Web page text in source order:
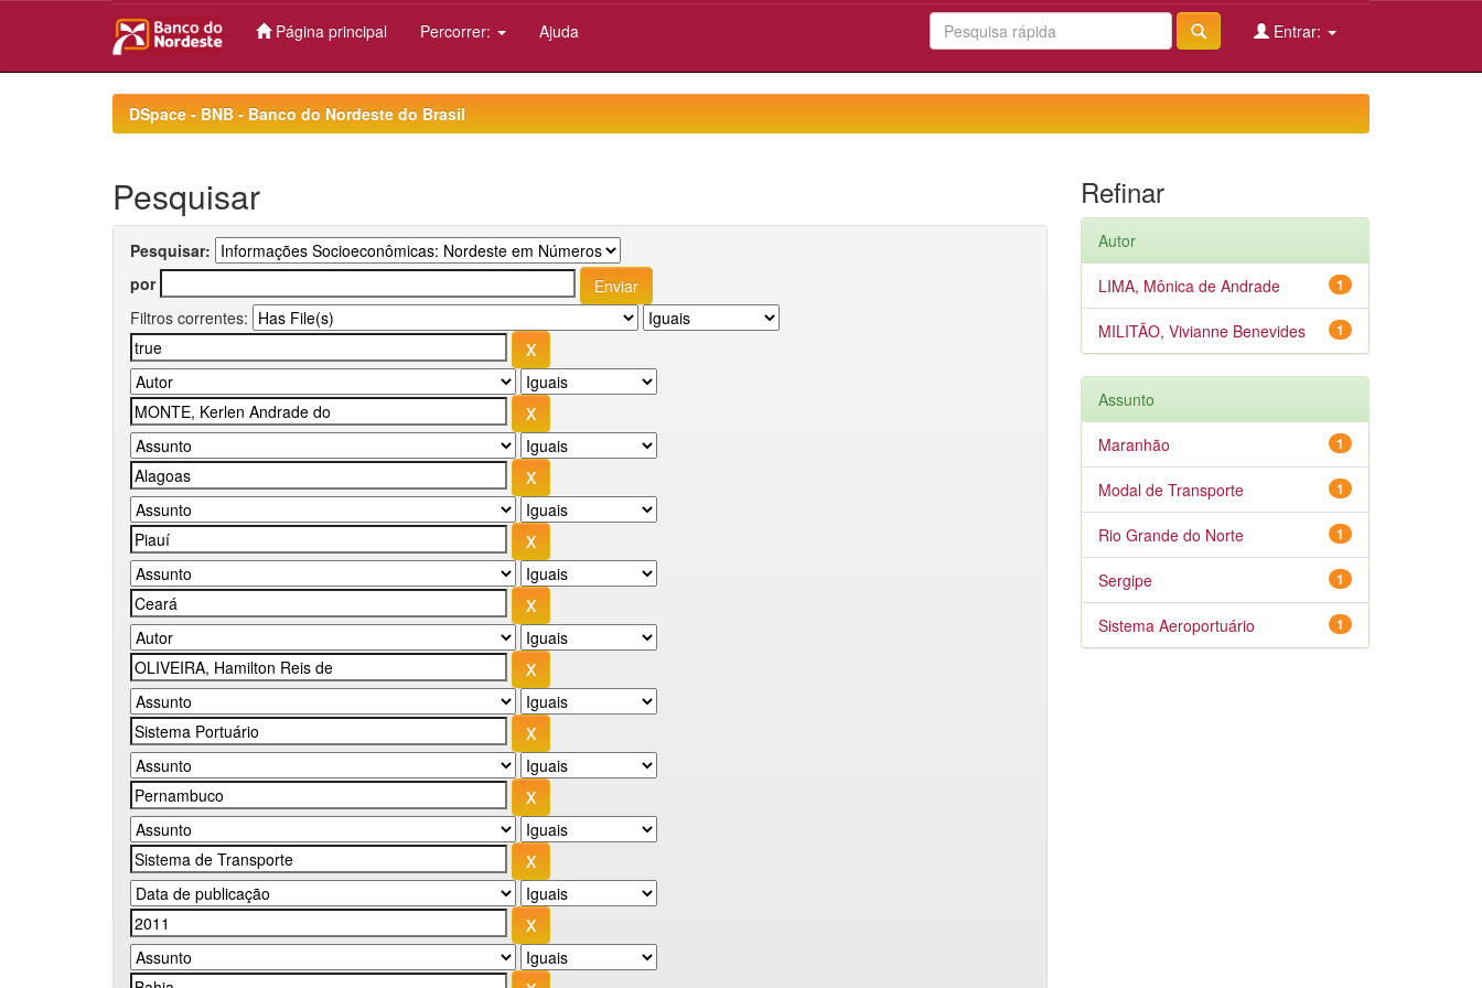
Página principal Percorrer: Ajuda Entrar:
DSpace - BNB - Banco do Nordeste do Brasil
Pesquisar
Pesquisar:
por
Filtros correntes:
Refinar
Autor
1
LIMA, Mônica de Andrade
1
MILITÃO, Vivianne Benevides
Assunto
1
Maranhão
1
Modal de Transporte
1
Rio Grande do Norte
1
Sergipe
1
Sistema Aeroportuário